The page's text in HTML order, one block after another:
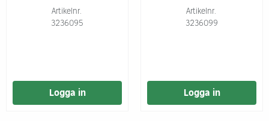
Artikelnr.
3236095
Logga in
Artikelnr.
3236099
Logga in